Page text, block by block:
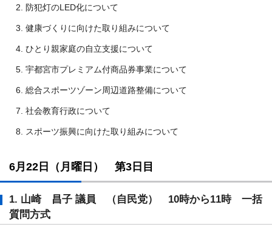
防犯灯のLED化について
健康づくりに向けた取り組みについて
ひとり親家庭の自立支援について
宇都宮市プレミアム付商品券事業について
総合スポーツゾーン周辺道路整備について
社会教育行政について
スポーツ振興に向けた取り組みについて
6月22日（月曜日） 第3日目
1. 山崎 昌子 議員 （自民党） 10時から11時 一括
質問方式